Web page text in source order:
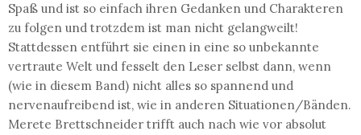
Spaß und ist so einfach ihren Gedanken und Charakteren
zu folgen und trotzdem ist man nicht gelangweilt!
Stattdessen entführt sie einen in eine so unbekannte
vertraute Welt und fesselt den Leser selbst dann, wenn
(wie in diesem Band) nicht alles so spannend und
nervenaufreibend ist, wie in anderen Situationen/Bänden.
Merete Brettschneider trifft auch nach wie vor absolut